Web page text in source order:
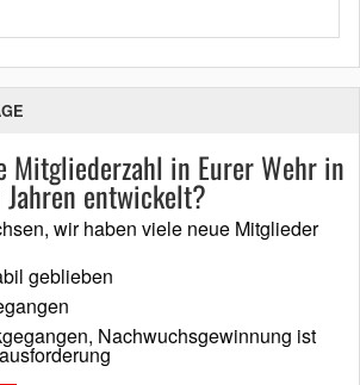
Mitgliederzahl in Eurer Wehr in
entwickelt?
wir haben viele neue Mitglieder
geblieben
Nachwuchsgewinnung ist